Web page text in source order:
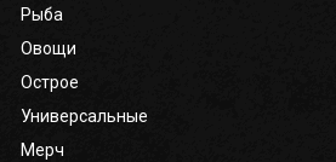
Рыба
Овощи
Острое
Универсальные
Мерч